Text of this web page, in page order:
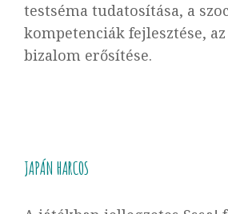
testséma tudatosítása, a
kompetenciák fejlesztése,
bizalom erősítése.
JAPÁN HARCOS